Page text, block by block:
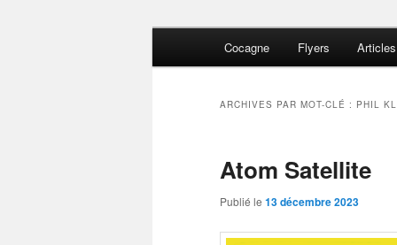
The Del-
Cocagne Flyers Articles
ARCHIVES PAR MOT-CLÉ : PHIL
Atom Satellite
Publié le 13 décembre 2023